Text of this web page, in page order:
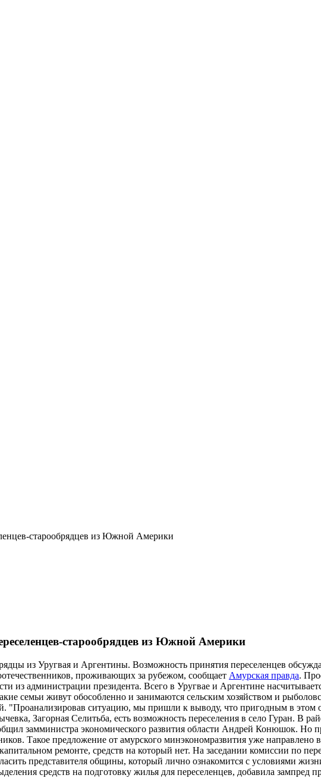
старообрядцев из Южной Америки
старообрядцев из Южной Америки
из Уругвая и Аргентины. Возможность принятия переселенцев
проживающих за рубежом, сообщает Амурская правда.
из администрации президента. Всего в Уругвае и Аргентине
семьи живут обособленно и занимаются сельским хозяйством и
"Проанализировав ситуацию, мы пришли к выводу, что пригодным в этом
Загорная Селитьба, есть возможность переселения в село Гуран. В
замминистра экономического развития области Андрей Конюшок. Но
Такое предложение от амурского минэкономразвития уже
ремонте, средств на который нет. На заседании комиссии по
представителя общины, который лично ознакомится с условиями
средств на подготовку жилья для переселенцев, добавила зампред